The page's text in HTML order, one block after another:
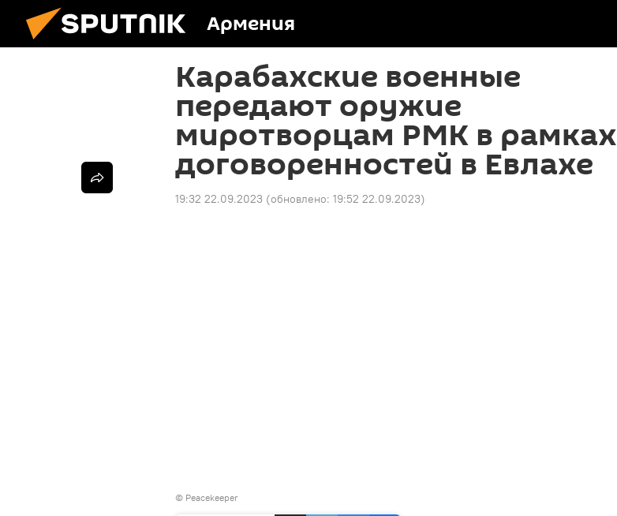
Армения
Карабахские военные
передают оружие
миротворцам РМК в рамках
договоренностей в Евлахе
19:32 22.09.2023 (обновлено: 19:52 22.09.2023)
© Peacekeeper